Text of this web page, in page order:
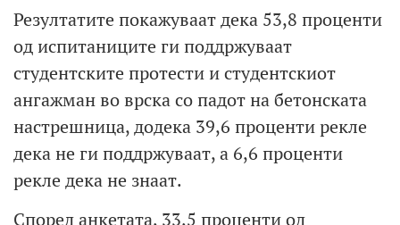
Резултатите покажуваат дека 53,8 проценти
од испитаниците ги поддржуваат
студентските протести и студентскиот
ангажман во врска со падот на бетонската
настрешница, додека 39,6 проценти рекле
дека не ги поддржуваат, а 6,6 проценти
рекле дека не знаат.
Според анкетата, 33,5 проценти од